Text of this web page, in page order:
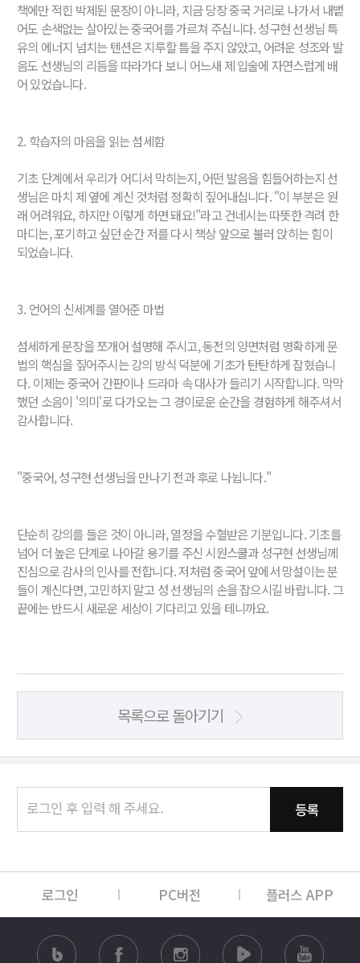
책에만 적힌 박제된 문장이 아니라, 지금 당장 중국 거리로 나가서 내뱉
어도 손색없는 살아있는 중국어를 가르쳐 주십니다. 성구현 선생님 특
유의 에너지 넘치는 텐션은 지루할 틈을 주지 않았고, 어려운 성조와 발
음도 선생님의 리듬을 따라가다 보니 어느새 제 입술에 자연스럽게 배
어 있었습니다.
2. 학습자의 마음을 읽는 섬세함
기초 단계에서 우리가 어디서 막히는지, 어떤 발음을 힘들어하는지 선
생님은 마치 제 옆에 계신 것처럼 정확히 짚어내십니다. "이 부분은 원
래 어려워요, 하지만 이렇게 하면 돼요!"라고 건네시는 따뜻한 격려 한
마디는, 포기하고 싶던 순간 저를 다시 책상 앞으로 불러 앉히는 힘이
되었습니다.
3. 언어의 신세계를 열어준 마법
섬세하게 문장을 쪼개어 설명해 주시고, 동전의 양면처럼 명확하게 문
법의 핵심을 짚어주시는 강의 방식 덕분에 기초가 탄탄하게 잡혔습니
다. 이제는 중국어 간판이나 드라마 속 대사가 들리기 시작합니다. 막막
했던 소음이 '의미'로 다가오는 그 경이로운 순간을 경험하게 해주셔서
감사합니다.
"중국어, 성구현 선생님을 만나기 전과 후로 나뉩니다."
단순히 강의를 들은 것이 아니라, 열정을 수혈받은 기분입니다. 기초를
넘어 더 높은 단계로 나아갈 용기를 주신 시원스쿨과 성구현 선생님께
진심으로 감사의 인사를 전합니다. 저처럼 중국어 앞에서 망설이는 분
들이 계신다면, 고민하지 말고 성 선생님의 손을 잡으시길 바랍니다. 그
끝에는 반드시 새로운 세상이 기다리고 있을 테니까요.
목록으로 돌아기기
등록
로그인 PC버전 플러스 APP